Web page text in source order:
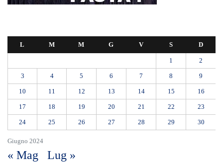
Giugno 2024
L M M G V S D
1 2
3 4 5 6 7 8 9
10 11 12 13 14 15 16
17 18 19 20 21 22 23
24 25 26 27 28 29 30
« Mag Lug »